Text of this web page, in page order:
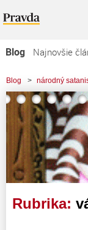
Blog
Najnovšie
Najčítanejšie články
Zoznam blogov
Komerčné blogy
Blog > národný
Rubrika: